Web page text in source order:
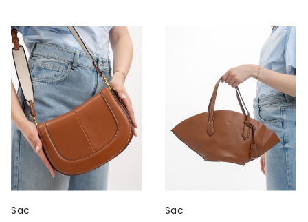
Sac Sac